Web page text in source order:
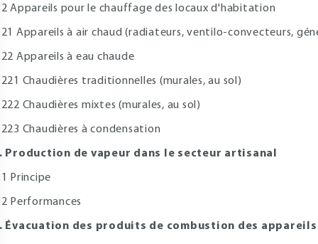
Appareils pour le chauffage des locaux d'habitation
Appareils à air chaud (radiateurs, ventilo-convecteurs,
Appareils à eau chaude
Chaudières traditionnelles (murales, au sol)
Chaudières mixtes (murales, au sol)
Chaudières à condensation
Production de vapeur dans le secteur artisanal
Principe
Performances
Évacuation des produits de combustion des